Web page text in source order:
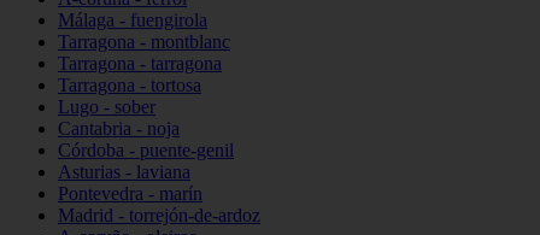
Málaga - fuengirola
Tarragona - montblanc
Tarragona - tarragona
Tarragona - tortosa
Lugo - sober
Cantabria - noja
Córdoba - puente-genil
Asturias - laviana
Pontevedra - marín
Madrid - torrejón-de-ardoz